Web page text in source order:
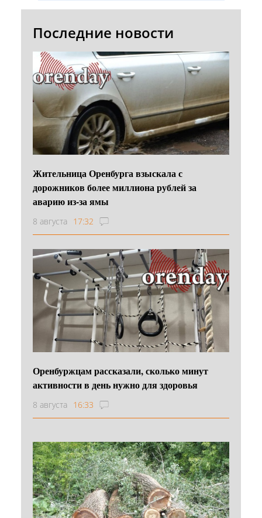
Последние новости
Жительница Оренбурга взыскала с
дорожников более миллиона рублей за
аварию из-за ямы
8 августа 17:32
Оренбуржцам рассказали, сколько минут
активности в день нужно для здоровья
8 августа 16:33